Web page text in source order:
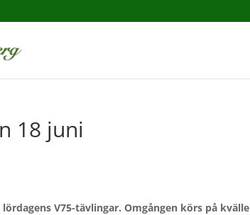
18 juni
V75-tävlingar. Omgången körs på